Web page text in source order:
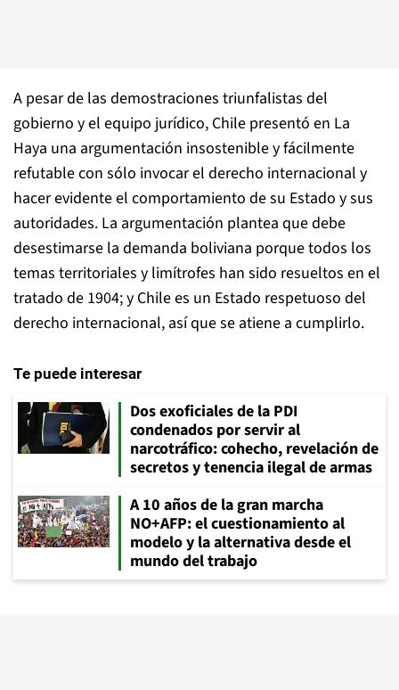
A pesar de las demostraciones triunfalistas del
gobierno y el equipo jurídico, Chile presentó en La
Haya una argumentación insostenible y fácilmente
refutable con sólo invocar el derecho internacional y
hacer evidente el comportamiento de su Estado y sus
autoridades. La argumentación plantea que debe
desestimarse la demanda boliviana porque todos los
temas territoriales y limítrofes han sido resueltos en el
tratado de 1904; y Chile es un Estado respetuoso del
derecho internacional, así que se atiene a cumplirlo.
Te puede interesar
Dos exoficiales de la PDI
condenados por servir al
narcotráfico: cohecho, revelación de
secretos y tenencia ilegal de armas
A 10 años de la gran marcha
NO+AFP: el cuestionamiento al
modelo y la alternativa desde el
mundo del trabajo